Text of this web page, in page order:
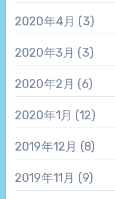
2020年4月 (3)
2020年3月 (3)
2020年2月 (6)
2020年1月 (12)
2019年12月 (8)
2019年11月 (9)